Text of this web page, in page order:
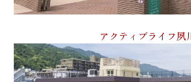
アクティブライフ夙